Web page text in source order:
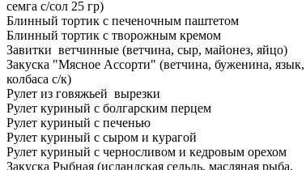
семга с/сол 25 гр)
Блинный тортик с печеночным паштетом
Блинный тортик с творожным кремом
Завитки ветчинные (ветчина, сыр, майонез, яйцо)
Закуска "Мясное Ассорти" (ветчина, буженина, язык,
колбаса с/к)
Рулет из говяжьей вырезки
Рулет куриный с болгарским перцем
Рулет куриный с печенью
Рулет куриный с сыром и курагой
Рулет куриный с черносливом и кедровым орехом
Закуска Рыбная (исландская сельдь, масляная рыба,